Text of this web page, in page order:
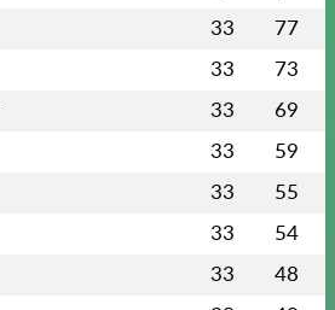
33 77
33 73
33 69
33 59
33 55
33 54
33 48